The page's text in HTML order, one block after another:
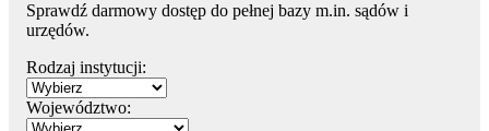
Sprawdź darmowy dostęp do pełnej bazy m.in. sądów i
urzędów.
Rodzaj instytucji:
Województwo: